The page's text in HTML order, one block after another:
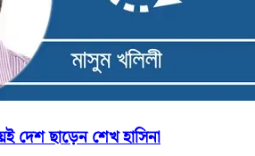
দেশ ছাড়েন শেখ হাসিনা